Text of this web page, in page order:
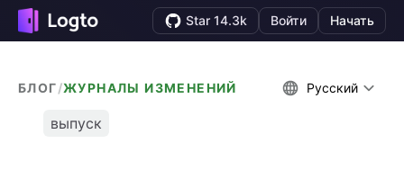
Star 14.3k Войти Начать
БЛОГ/ЖУРНАЛЫ ИЗМЕНЕНИЙ Русский
выпуск